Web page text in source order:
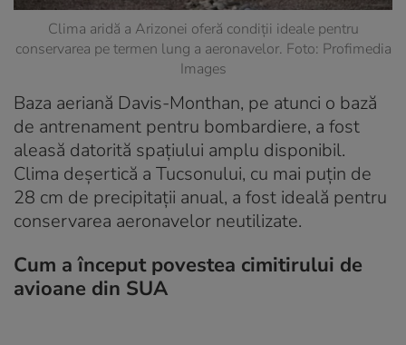
Clima aridă a Arizonei oferă condiții ideale pentru
conservarea pe termen lung a aeronavelor. Foto: Profimedia
Images
Baza aeriană Davis-Monthan, pe atunci o bază
de antrenament pentru bombardiere, a fost
aleasă datorită spațiului amplu disponibil.
Clima deșertică a Tucsonului, cu mai puțin de
28 cm de precipitații anual, a fost ideală pentru
conservarea aeronavelor neutilizate.
Cum a început povestea cimitirului de
avioane din SUA